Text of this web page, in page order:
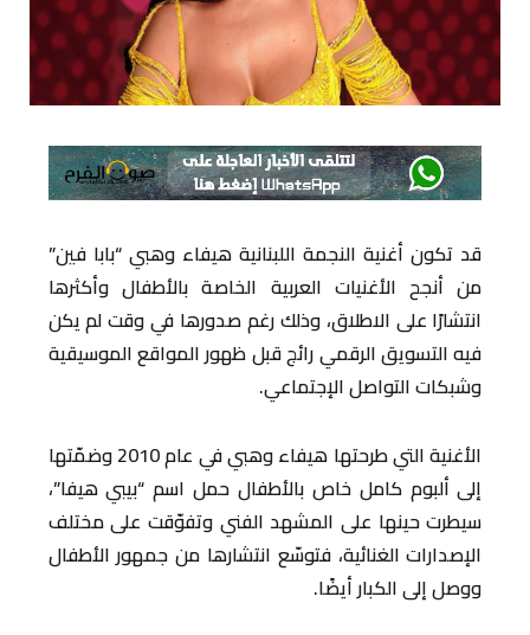
قد تكون أغنية النجمة اللبنانية هيفاء وهبي “بابا فين”
من أنجح الأغنيات العربية الخاصة بالأطفال وأكثرها
انتشارًا على الاطلاق، وذلك رغم صدورها في وقت لم يكن
فيه التسويق الرقمي رائج قبل ظهور المواقع الموسيقية
وشبكات التواصل الإجتماعي.
الأغنية التي طرحتها هيفاء وهبي في عام 2010 وضمّتها
إلى ألبوم كامل خاص بالأطفال حمل اسم “بيبي هيفا”،
سيطرت حينها على المشهد الفني وتفوّقت على مختلف
الإصدارات الغنائية، فتوسّع انتشارها من جمهور الأطفال
ووصل إلى الكبار أيضًا.